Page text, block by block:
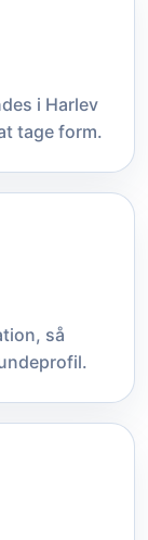
i Harlev
tage form.
så